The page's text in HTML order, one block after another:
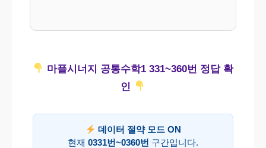
마플시너지 공통수학1 331~360번 정답 확
인
데이터 절약 모드 ON
현재 0331번~0360번 구간입니다.